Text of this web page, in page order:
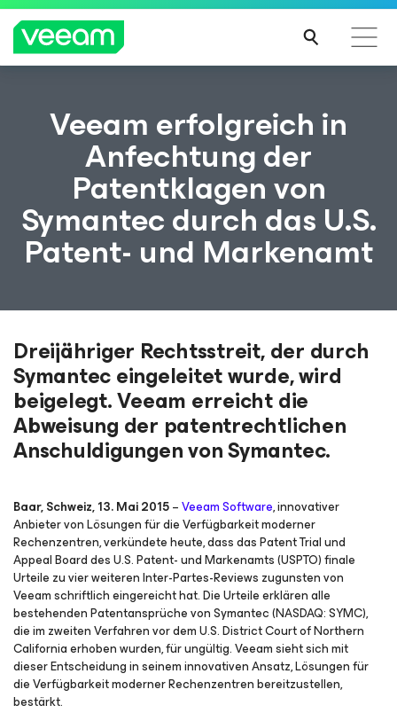
Hinweise von Veeam für Kunden, die vom Content-
Update von CrowdStrike betroffen sind
HRE
N
Veeam erfolgreich in
Anfechtung der
Patentklagen von
Symantec durch das U.S.
Patent- und Markenamt
Dreijähriger Rechtsstreit, der durch
Symantec eingeleitet wurde, wird
beigelegt. Veeam erreicht die
Abweisung der patentrechtlichen
Anschuldigungen von Symantec.
Baar, Schweiz, 13. Mai 2015–Veeam Software, innovativer
Anbieter von Lösungen für die Verfügbarkeit moderner
Rechenzentren, verkündete heute, dass das Patent Trial und
Appeal Board des U.S. Patent- und Markenamts (USPTO) finale
Urteile zu vier weiteren Inter-Partes-Reviews zugunsten von
Veeam schriftlich eingereicht hat. Die Urteile erklären alle
bestehenden Patentansprüche von Symantec (NASDAQ: SYMC),
die im zweiten Verfahren vor dem U.S. District Court of Northern
California erhoben wurden, für ungültig. Veeam sieht sich mit
dieser Entscheidung in seinem innovativen Ansatz, Lösungen für
die Verfügbarkeit moderner Rechenzentren bereitzustellen,
bestärkt.